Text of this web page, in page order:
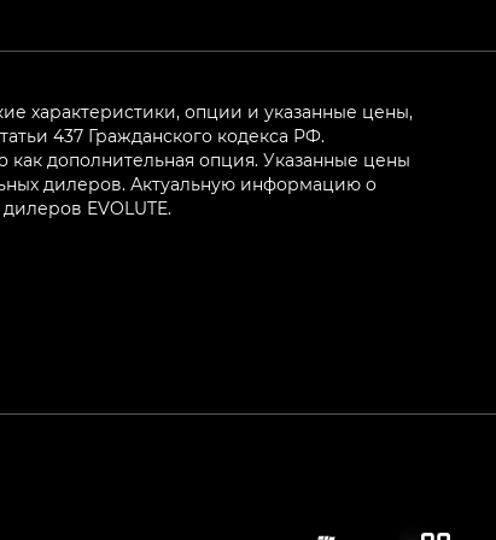
характеристики, опции и указанные цены,
437 Гражданского кодекса РФ.
как дополнительная опция. Указанные цены
дилеров. Актуальную информацию о
EVOLUTE.